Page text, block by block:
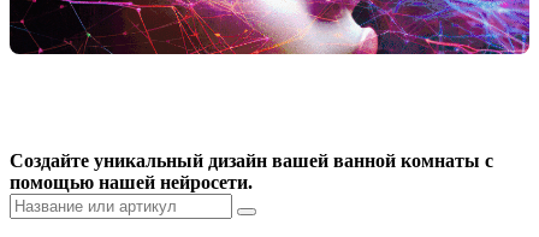
Создайте уникальный дизайн вашей ванной комнаты с
помощью нашей нейросети.